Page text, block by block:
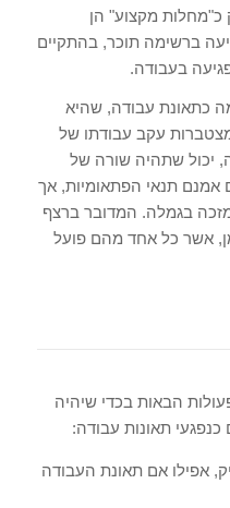
כ"מחלות מקצוע" הן
ברשימה תוכר, בהתקיים
בעבודה.
כתאונת עבודה, שהיא
עקב עבודתו של
יכול שתהיה שורה של
תנאי הפתאומיות, אך
בגמלה. המדובר ברצף
אשר כל אחד מהם פועל
הבאות בכדי שיהיה
תאונות עבודה:
אפילו אם תאונת העבודה